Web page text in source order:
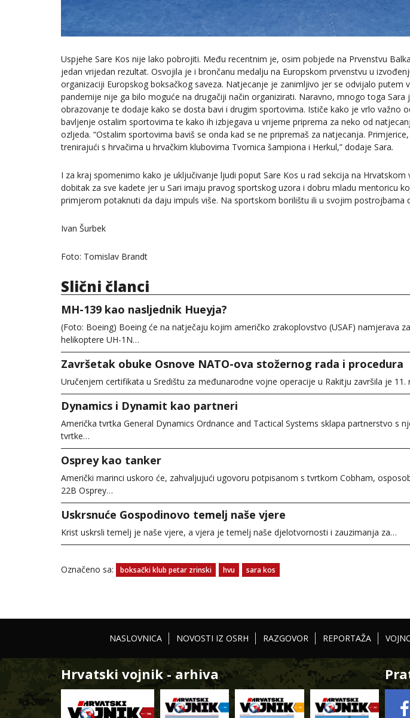
Uspjehe Sare Kos nije lako pobrojiti. Među recentnim je, osim pobjede na Prvenstvu
jedan vrijedan rezultat. Osvojila je i brončanu medalju na Europskom prvenstvu u
organizaciji Europskog boksačkog saveza. Natjecanje je zanimljivo jer se odvijalo putem
pandemije nije ga bilo moguće na drugačiji način organizirati. Naravno, mnogo toga Sara
obrazovanje te dodaje kako se dosta bavi i drugim sportovima. Ističe kako je vrlo važno
bavljenje ostalim sportovima te kako ih izbjegava u vrijeme priprema za neko od
ozljeda. “Ostalim sportovima baviš se onda kad se ne pripremaš za natjecanja.
trenirajući s hrvačima u hrvačkim klubovima Tvornica šampiona i Herkul,” dodaje Sara.
I za kraj spomenimo kako je uključivanje ljudi poput Sare Kos u rad sekcija na Hrvatskom
dobitak za sve kadete jer u Sari imaju pravog sportskog uzora i dobru mladu mentoricu
primjerom potaknuti da daju impuls više. Na sportskom borilištu ili u svojim postrojbama
Ivan Šurbek
Foto: Tomislav Brandt
Slični članci
MH-139 kao nasljednik Hueyja?
(Foto: Boeing) Boeing će na natječaju kojim američko zrakoplovstvo (USAF) namjerava
helikoptere UH-1N…
Završetak obuke Osnove NATO-ova stožernog rada i procedura
Uručenjem certifikata u Središtu za međunarodne vojne operacije u Rakitju završila je
Dynamics i Dynamit kao partneri
Američka tvrtka General Dynamics Ordnance and Tactical Systems sklapa partnerstvo s
tvrtke…
Osprey kao tanker
Američki marinci uskoro će, zahvaljujući ugovoru potpisanom s tvrtkom Cobham,
22B Osprey…
Uskrsnuće Gospodinovo temelj naše vjere
Krist uskrsli temelj je naše vjere, a vjera je temelj naše djelotvornosti i zauzimanja za…
Označeno sa: boksački klub petar zrinski hvu sara kos
NASLOVNICA NOVOSTI IZ OSRH RAZGOVOR REPORTAŽA
Hrvatski vojnik - arhiva